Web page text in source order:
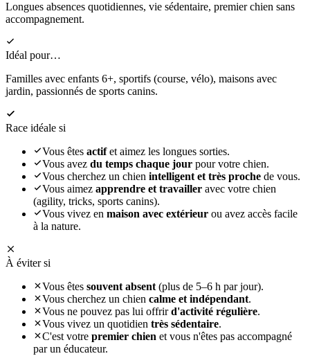
Longues absences quotidiennes, vie sédentaire, premier chien sans
accompagnement.
Idéal pour…
Familles avec enfants 6+, sportifs (course, vélo), maisons avec
jardin, passionnés de sports canins.
Race idéale si
Vous êtes actifet aimez les longues sorties.
Vous avez du temps chaque jour pour votre chien.
Vous cherchez un chien intelligent et très proche de vous.
Vous aimez apprendre et travailler avec votre chien
(agility, tricks, sports canins).
Vous vivez en maison avec extérieur ou avez accès facile
à la nature.
À éviter si
Vous êtes souvent absent(plus de 5–6 h par jour).
Vous cherchez un chien calme et indépendant.
Vous ne pouvez pas lui offrird'activité régulière.
Vous vivez un quotidien très sédentaire.
C'est votre premier chien et vous n'êtes pas accompagné
par un éducateur.